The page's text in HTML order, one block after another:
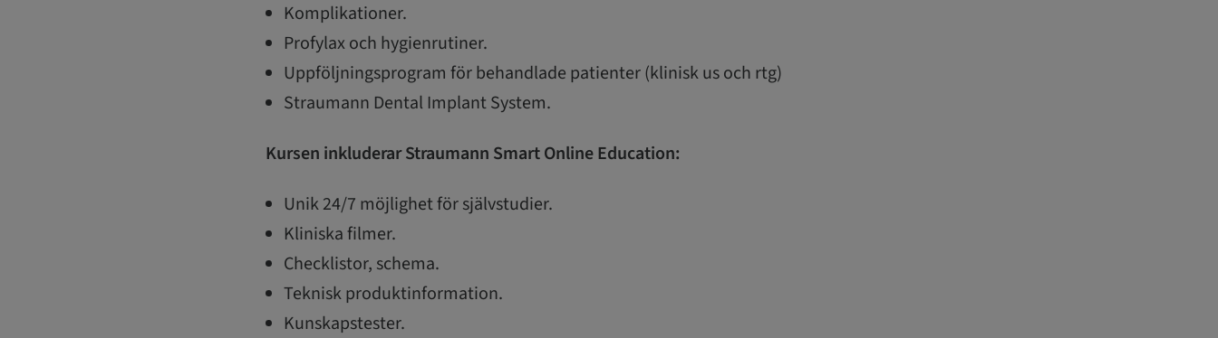
Komplikationer.
Profylax och hygienrutiner.
Uppföljningsprogram för behandlade patienter (klinisk us och rtg)
Straumann Dental Implant System.
Kursen inkluderar Straumann Smart Online Education:
Unik 24/7 möjlighet för självstudier.
Kliniska filmer.
Checklistor, schema.
Teknisk produktinformation.
Kunskapstester.